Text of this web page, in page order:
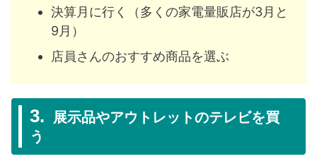
決算月に行く（多くの家電量販店が3月と
9月）
店員さんのおすすめ商品を選ぶ
展示品やアウトレットのテレビを買
う